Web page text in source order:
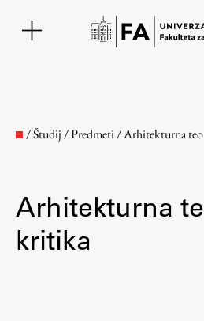
/Študij/Predmeti/Arhitekturna
Arhitekturna
kritika